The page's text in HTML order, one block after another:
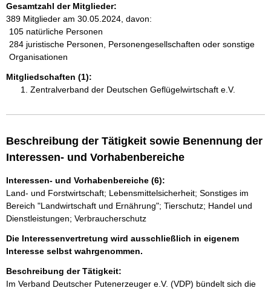
Gesamtzahl der Mitglieder:
389 Mitglieder am 30.05.2024, davon:
105 natürliche Personen
284 juristische Personen, Personengesellschaften oder sonstige
Organisationen
Mitgliedschaften (1):
Zentralverband der Deutschen Geflügelwirtschaft e.V.
Beschreibung der Tätigkeit sowie Benennung der
Interessen- und Vorhabenbereiche
Interessen- und Vorhabenbereiche (6):
Land- und Forstwirtschaft; Lebensmittelsicherheit; Sonstiges im
Bereich "Landwirtschaft und Ernährung"; Tierschutz; Handel und
Dienstleistungen; Verbraucherschutz
Die Interessenvertretung wird ausschließlich in eigenem
Interesse selbst wahrgenommen.
Beschreibung der Tätigkeit:
Im Verband Deutscher Putenerzeuger e.V. (VDP) bündelt sich die